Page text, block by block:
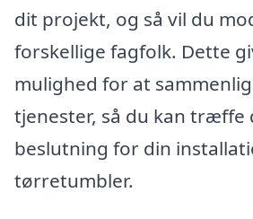
dit projekt, og så vil du
forskellige fagfolk. Dette
mulighed for at
tjenester, så du kan træffe
beslutning for din
tørretumbler.